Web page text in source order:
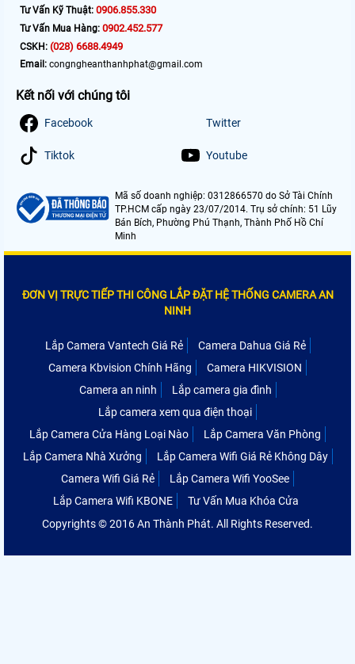
Tư Vấn Kỹ Thuật: 0906.855.330
Tư Vấn Mua Hàng: 0902.452.577
CSKH: (028) 6688.4949
Email: congngheanthanhphat@gmail.com
Kết nối với chúng tôi
Facebook Twitter
Tiktok Youtube
Mã số doanh nghiệp: 0312866570 do Sở Tài Chính
TP.HCM cấp ngày 23/07/2014. Trụ sở chính: 51 Lũy
Bán Bích, Phường Phú Thạnh, Thành Phố Hồ Chí
Minh
ĐƠN VỊ TRỰC TIẾP THI CÔNG LẮP ĐẶT HỆ THỐNG CAMERA AN
NINH
Lắp Camera Vantech Giá Rẻ
Camera Dahua Giá Rẻ
Camera Kbvision Chính Hãng
Camera HIKVISION
Camera an ninh
Lắp camera gia đình
Lắp camera xem qua điện thoại
Lắp Camera Cửa Hàng Loại Nào
Lắp Camera Văn Phòng
Lắp Camera Nhà Xưởng
Lắp Camera Wifi Giá Rẻ Không Dây
Camera Wifi Giá Rẻ
Lắp Camera Wifi YooSee
Lắp Camera Wifi KBONE
Tư Vấn Mua Khóa Cửa
Copyrights © 2016 An Thành Phát. All Rights Reserved.